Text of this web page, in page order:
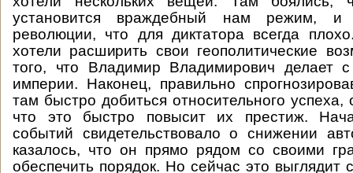
установится враждебный нам режим, и
революции, что для диктатора всегда
хотели расширить свои геополитические
того, что Владимир Владимирович делает с
империи. Наконец, правильно
там быстро добиться относительного
что это быстро повысит их престиж.
событий свидетельствовало о снижении
казалось, что он прямо рядом со своими
обеспечить порядок. Но сейчас это выглядит